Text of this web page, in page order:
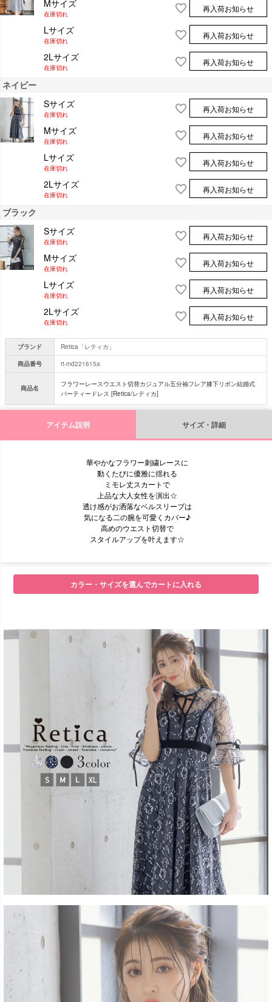
Mサイズ
在庫切れ
再入荷お知らせ
Lサイズ
在庫切れ
再入荷お知らせ
2Lサイズ
在庫切れ
再入荷お知らせ
ネイビー
Sサイズ
在庫切れ
再入荷お知らせ
Mサイズ
在庫切れ
再入荷お知らせ
Lサイズ
在庫切れ
再入荷お知らせ
2Lサイズ
在庫切れ
再入荷お知らせ
ブラック
Sサイズ
在庫切れ
再入荷お知らせ
Mサイズ
在庫切れ
再入荷お知らせ
Lサイズ
在庫切れ
再入荷お知らせ
2Lサイズ
在庫切れ
再入荷お知らせ
ブランド
Retica「レティカ」
商品番号
rt-md221615a
商品名
フラワーレースウエスト切替カジュアル五分袖フレア膝下リボン結婚式
パーティードレス [Retica/レティカ]
アイテム説明 サイズ・詳細
華やかなフラワー刺繍レースに
動くたびに優雅に揺れる
ミモレ丈スカートで
上品な大人女性を演出☆
透け感がお洒落なベルスリーブは
気になる二の腕を可愛くカバー♪
高めのウエスト切替で
スタイルアップを叶えます☆
カラー・サイズを選んでカートに入れる